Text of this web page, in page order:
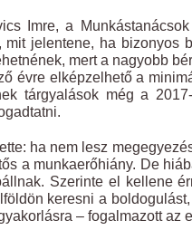
Imre, a
mit jelentene, ha bizonyos
mert a nagyobb
évre elképzelhető a
tárgyalások még a
ha nem lesz
a munkaerőhiány. De
Szerinte el kellene
keresni a
– fogalmazott az